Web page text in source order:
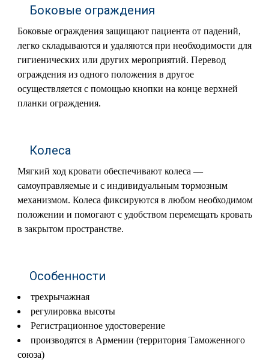
Боковые ограждения
Боковые ограждения защищают пациента от падений,
легко складываются и удаляются при необходимости для
гигиенических или других мероприятий. Перевод
ограждения из одного положения в другое
осуществляется с помощью кнопки на конце верхней
планки ограждения.
Колеса
Мягкий ход кровати обеспечивают колеса —
самоуправляемые и с индивидуальным тормозным
механизмом. Колеса фиксируются в любом необходимом
положении и помогают с удобством перемещать кровать
в закрытом пространстве.
Особенности
трехрычажная
регулировка высоты
Регистрационное удостоверение
производятся в Армении (территория Таможенного
союза)